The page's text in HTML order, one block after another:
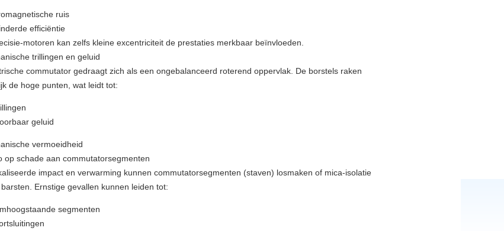
ruis
efficiëntie
motoren kan zelfs kleine excentriciteit de prestaties merkbaar beïnvloeden.
trillingen en geluid
commutator gedraagt zich als een ongebalanceerd roterend oppervlak. De borstels raken
de hoge punten, wat leidt tot:
geluid
vermoeidheid
op schade aan commutatorsegmenten
impact en verwarming kunnen commutatorsegmenten (staven) losmaken of mica-isolatie
Ernstige gevallen kunnen leiden tot:
segmenten